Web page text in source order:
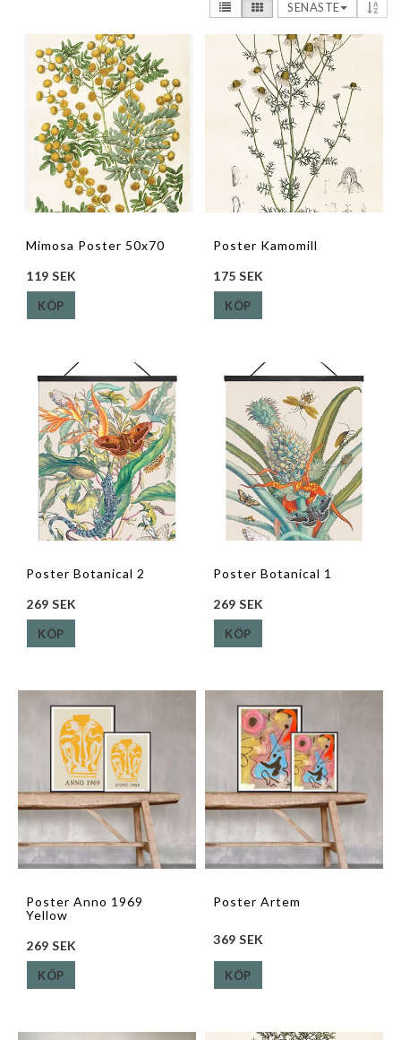
SENASTE
Mimosa Poster 50x70
119 SEK
KÖP
Poster Kamomill
175 SEK
KÖP
Poster Botanical 2
269 SEK
KÖP
Poster Botanical 1
269 SEK
KÖP
Poster Anno 1969
Yellow
269 SEK
KÖP
Poster Artem
369 SEK
KÖP